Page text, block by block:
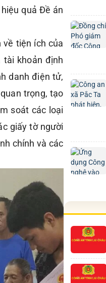
quả Đề án
tiện ích của
tài khoản định
danh điện tử,
trọng, tạo
soát các loại
giấy tờ người
chính và các